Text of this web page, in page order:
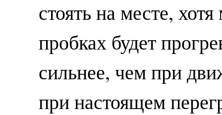
стоять на месте,
пробках будет
сильнее, чем при
при настоящем